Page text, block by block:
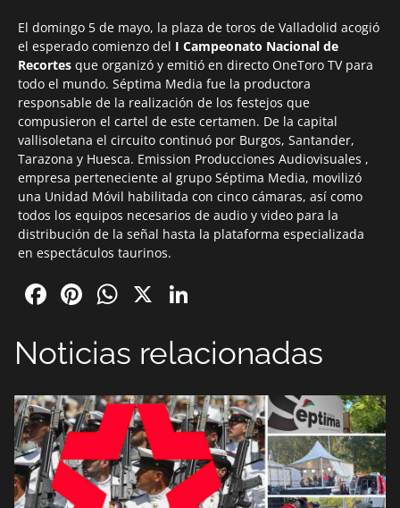
El domingo 5 de mayo, la plaza de toros de Valladolid acogió
el esperado comienzo del I Campeonato Nacional de
Recortes que organizó y emitió en directo OneToro TV para
todo el mundo. Séptima Media fue la productora
responsable de la realización de los festejos que
compusieron el cartel de este certamen. De la capital
vallisoletana el circuito continuó por Burgos, Santander,
Tarazona y Huesca. Emission Producciones Audiovisuales ,
empresa perteneciente al grupo Séptima Media, movilizó
una Unidad Móvil habilitada con cinco cámaras, así como
todos los equipos necesarios de audio y video para la
distribución de la señal hasta la plataforma especializada
en espectáculos taurinos.
Facebook
Pinterest
WhatsApp
X
Noticias relacionadas